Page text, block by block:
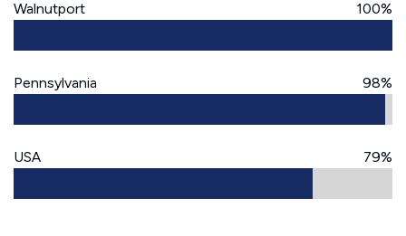
Walnutport 100%
Pennsylvania 98%
USA 79%